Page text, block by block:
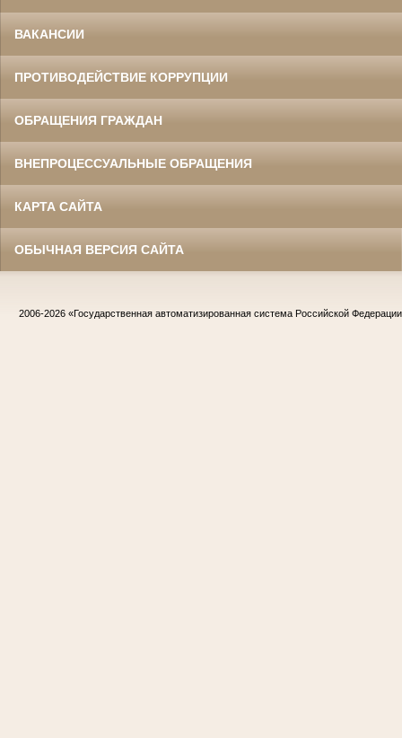
ВАКАНСИИ
ПРОТИВОДЕЙСТВИЕ КОРРУПЦИИ
ОБРАЩЕНИЯ ГРАЖДАН
ВНЕПРОЦЕССУАЛЬНЫЕ ОБРАЩЕНИЯ
КАРТА САЙТА
ОБЫЧНАЯ ВЕРСИЯ САЙТА
2006-2026 «Государственная автоматизированная система Российской